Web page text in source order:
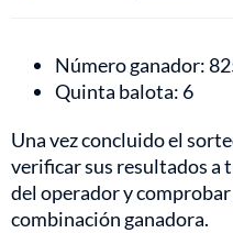
Número ganador:
Quinta balota: 6
Una vez concluido el
verificar sus resultados a
del operador y
combinación ganadora.